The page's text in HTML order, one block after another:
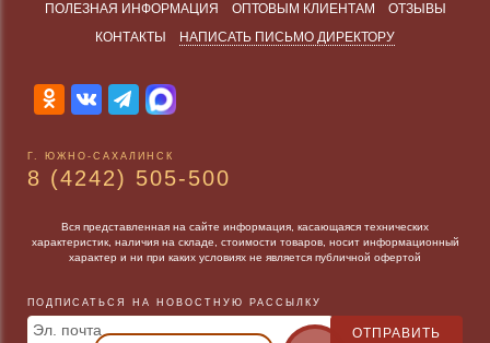
ПОЛЕЗНАЯ ИНФОРМАЦИЯ
ОПТОВЫМ КЛИЕНТАМ
ОТЗЫВЫ
КОНТАКТЫ
НАПИСАТЬ ПИСЬМО ДИРЕКТОРУ
Г. ЮЖНО-САХАЛИНСК
8 (4242) 505-500
Вся представленная на сайте информация, касающаяся технических
характеристик, наличия на складе, стоимости товаров, носит информационный
характер и ни при каких условиях не является публичной офертой
ПОДПИСАТЬСЯ НА НОВОСТНУЮ РАССЫЛКУ
Эл. почта